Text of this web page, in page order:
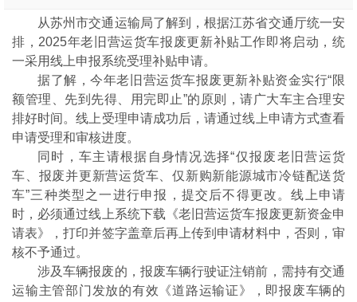
从苏州市交通运输局了解到，根据江苏省交通厅统一安
排，2025年老旧营运货车报废更新补贴工作即将启动，统
一采用线上申报系统受理补贴申请。
据了解，今年老旧营运货车报废更新补贴资金实行“限
额管理、先到先得、用完即止”的原则，请广大车主合理安
排好时间。线上受理申请成功后，请通过线上申请方式查看
申请受理和审核进度。
同时，车主请根据自身情况选择“仅报废老旧营运货
车、报废并更新营运货车、仅新购新能源城市冷链配送货
车”三种类型之一进行申报，提交后不得更改。线上申请
时，必须通过线上系统下载《老旧营运货车报废更新资金申
请表》，打印并签字盖章后再上传到申请材料中，否则，审
核不予通过。
涉及车辆报废的，报废车辆行驶证注销前，需持有交通
运输主管部门发放的有效《道路运输证》，即报废车辆的